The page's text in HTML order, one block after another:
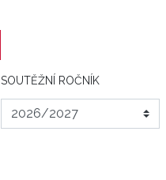
SOUTĚŽNÍ ROČNÍK